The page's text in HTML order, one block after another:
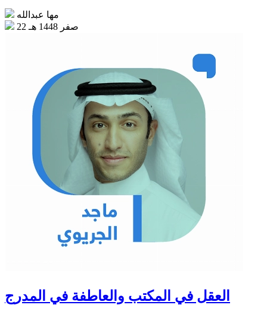
مها عبدالله
22 صفر 1448 هـ
العقل في المكتب والعاطفة في المدرج